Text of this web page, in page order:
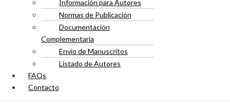
Información para Autores
Normas de Publicación
Documentación
Complementaria
Envío de Manuscritos
Listado de Autores
FAQs
Contacto